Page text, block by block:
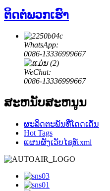
ຕິດ​ຕໍ່​ພວກ​ເຮົາ
WhatsApp:
0086-13336999667
WeChat:
0086-13336999667
ສະຫນັບສະຫນູນ
ຜະລິດຕະພັນທີ່ໂດດເດັ່ນ
Hot Tags
ແຜນຜັງເວັບໄຊທ໌.xml